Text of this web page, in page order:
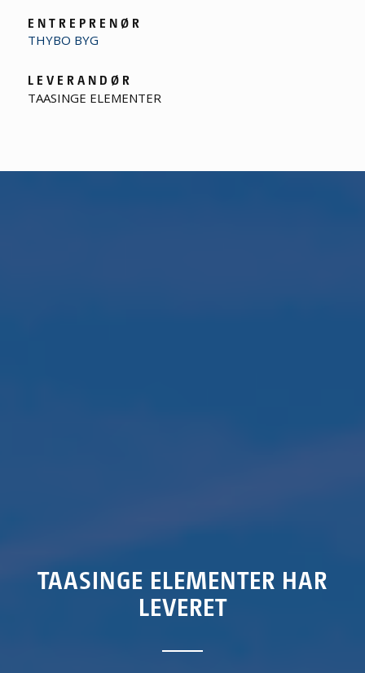
E N T R E P R E N Ø R
THYBO BYG
L E V E R A N D Ø R
TAASINGE ELEMENTER
TAASINGE ELEMENTER HAR
LEVERET